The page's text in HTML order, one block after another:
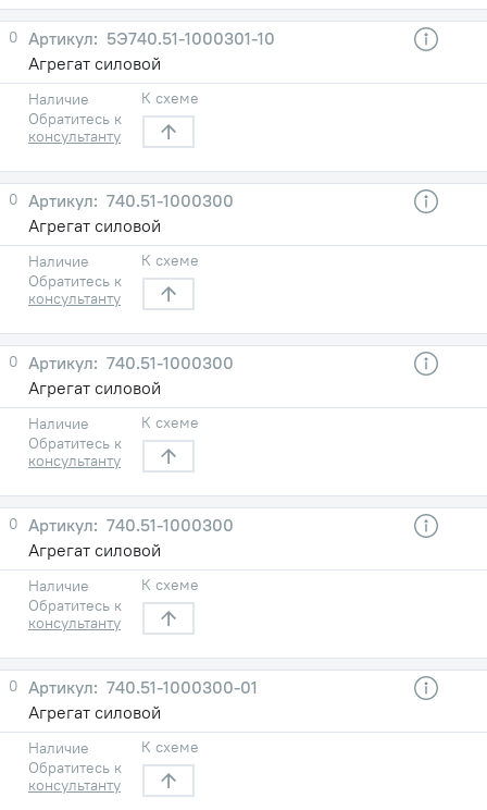
0
5Э740.51-1000301-10
Агрегат силовой
Наличие
Обратитесь к
консультанту
К схеме
0
740.51-1000300
Агрегат силовой
Наличие
Обратитесь к
консультанту
К схеме
0
740.51-1000300
Агрегат силовой
Наличие
Обратитесь к
консультанту
К схеме
0
740.51-1000300
Агрегат силовой
Наличие
Обратитесь к
консультанту
К схеме
0
740.51-1000300-01
Агрегат силовой
Наличие
Обратитесь к
консультанту
К схеме